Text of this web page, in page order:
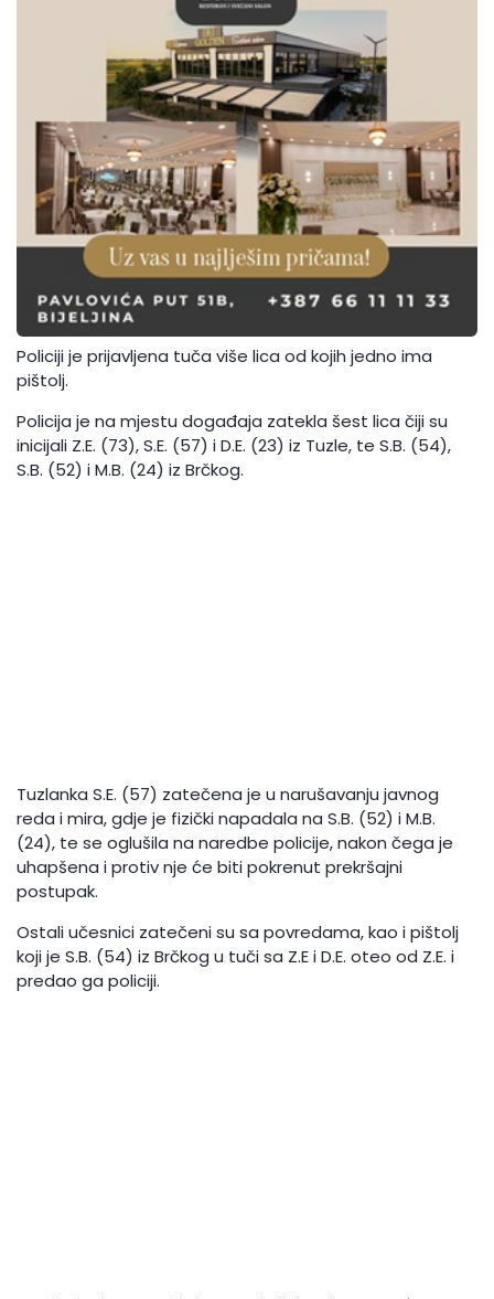
Policiji je prijavljena tuča više lica od kojih jedno ima
pištolj.
Policija je na mjestu događaja zatekla šest lica čiji su
inicijali Z.E. (73), S.E. (57) i D.E. (23) iz Tuzle, te S.B. (54),
S.B. (52) i M.B. (24) iz Brčkog.
Tuzlanka S.E. (57) zatečena je u narušavanju javnog
reda i mira, gdje je fizički napadala na S.B. (52) i M.B.
(24), te se oglušila na naredbe policije, nakon čega je
uhapšena i protiv nje će biti pokrenut prekršajni
postupak.
Ostali učesnici zatečeni su sa povredama, kao i pištolj
koji je S.B. (54) iz Brčkog u tuči sa Z.E i D.E. oteo od Z.E. i
predao ga policiji.